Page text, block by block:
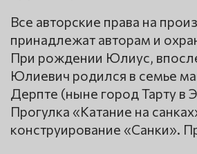
Все авторские права на
принадлежат авторам и
При рождении Юлиус,
Юлиевич родился в семье
Дерпте (ныне город Тарту в
Прогулка «Катание на
конструирование «Санки».